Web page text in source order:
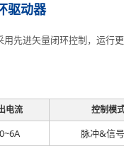
驱动器
用先进矢量闭环控制，运行
电流 控制模
0~6A 脉冲&信